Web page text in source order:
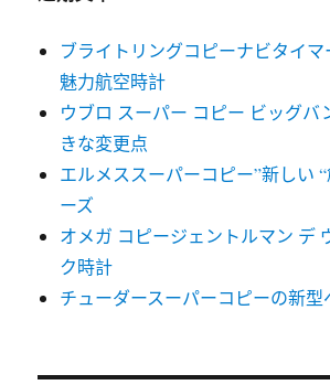
ブライトリングコピーナビタイマ
魅力航空時計
ウブロ スーパー コピー ビッグバ
きな変更点
エルメススーパーコピー”新しい
ーズ
オメガ コピージェントルマン デ
ク時計
チューダースーパーコピーの新